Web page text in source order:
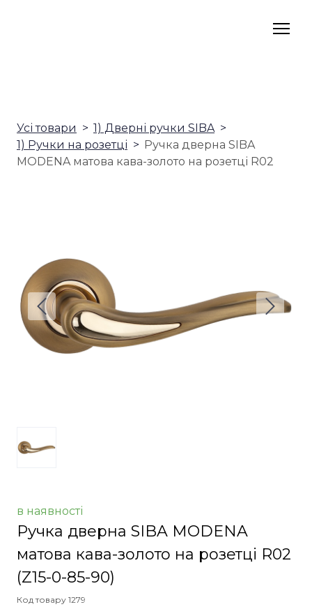
Усі товари
1) Дверні ручки SIBA
1) Ручки на розетці
Ручка дверна SIBA
MODENA матова кава-золото на розетці R02
в наявності
Ручка дверна SIBA MODENA
матова кава-золото на розетці R02
(Z15-0-85-90)
Код товару 1279